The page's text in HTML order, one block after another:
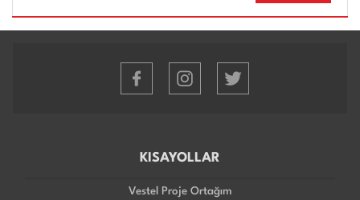
KISAYOLLAR
Vestel Proje Ortağım